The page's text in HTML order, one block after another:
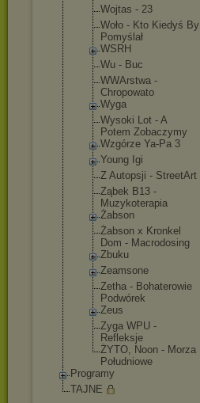
Wojtas - 23
Woło - Kto Kiedyś By
Pomyślał
WSRH
Wu - Buc
WWArstwa -
Chropowato
Wyga
Wysoki Lot - A
Potem Zobaczymy
Wzgórze Ya-Pa 3
Young Igi
Z Autopsji - StreetArt
Ząbek B13 -
Muzykoterapia
Żabson
Żabson x Kronkel
Dom - Macrodosing
Zbuku
Zeamsone
Zetha - Bohaterowie
Podwórek
Zeus
Zyga WPU -
Refleksje
ŻYTO, Noon - Morza
Południowe
Programy
TAJNE